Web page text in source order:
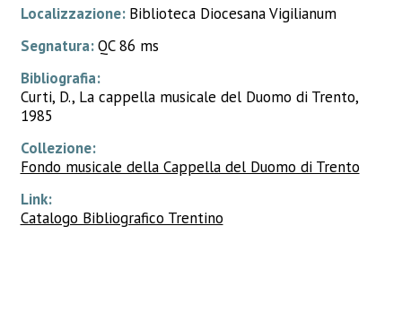
Localizzazione: Biblioteca Diocesana Vigilianum
Segnatura:QC 86 ms
Bibliografia:
Curti, D., La cappella musicale del Duomo di Trento,
1985
Collezione:
Fondo musicale della Cappella del Duomo di Trento
Link:
Catalogo Bibliografico Trentino